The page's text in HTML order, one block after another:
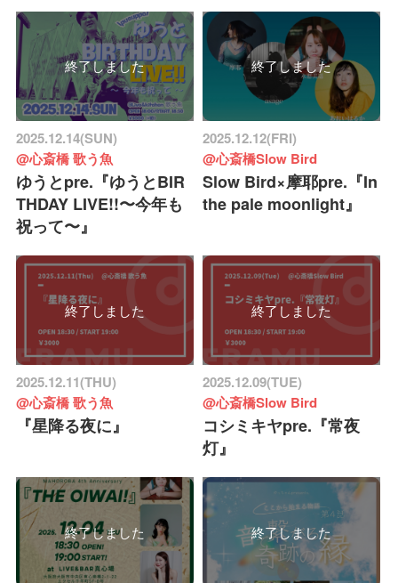
終了しました
2025.12.14(SUN)
@心斎橋 歌う魚
ゆうとpre.『ゆうとBIR
THDAY LIVE!!〜今年も
祝って〜』
終了しました
2025.12.12(FRI)
@心斎橋Slow Bird
Slow Bird×摩耶pre.『In
the pale moonlight』
終了しました
2025.12.11(THU)
@心斎橋 歌う魚
『星降る夜に』
終了しました
2025.12.09(TUE)
@心斎橋Slow Bird
コシミキヤpre.『常夜
灯』
終了しました 終了しました